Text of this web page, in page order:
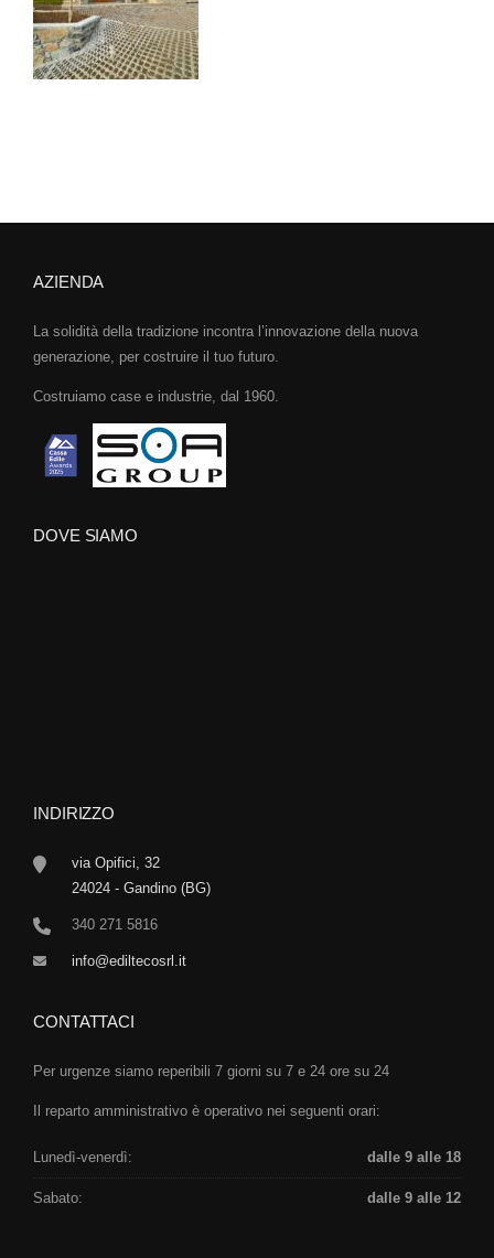
AZIENDA
La solidità della tradizione incontra l’innovazione della nuova
generazione, per costruire il tuo futuro.
Costruiamo case e industrie, dal 1960.
DOVE SIAMO
INDIRIZZO
via Opifici, 32
24024 - Gandino (BG)
340 271 5816
info@ediltecosrl.it
CONTATTACI
Per urgenze siamo reperibili 7 giorni su 7 e 24 ore su 24
Il reparto amministrativo è operativo nei seguenti orari:
Lunedì-venerdì: dalle 9 alle 18
Sabato: dalle 9 alle 12